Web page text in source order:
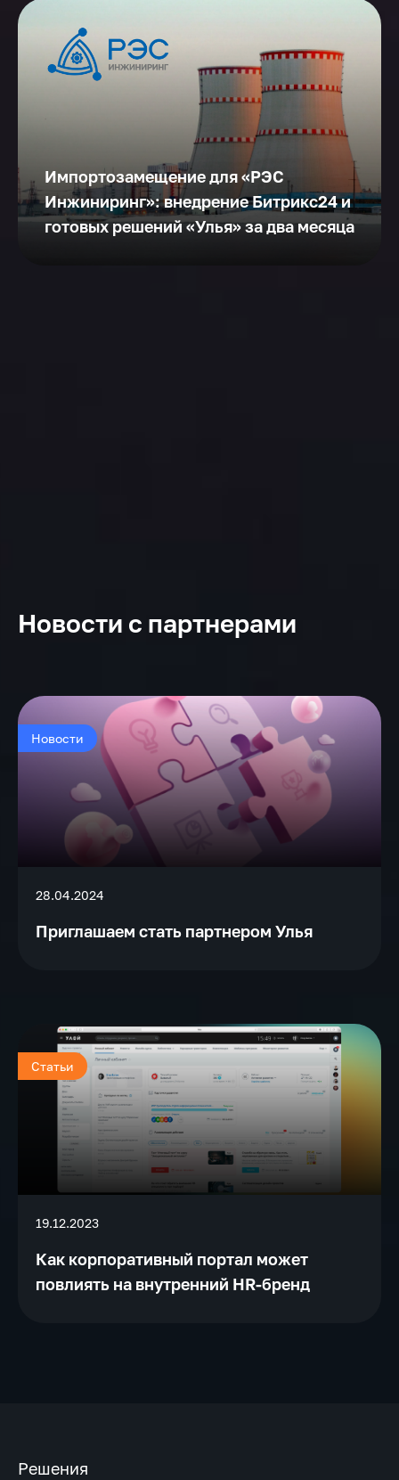
Импортозамещение для «РЭС
Инжиниринг»: внедрение Битрикс24 и
готовых решений «Улья» за два месяца
Новости с партнерами
Новости
28.04.2024
Приглашаем стать партнером Улья
Статьи
19.12.2023
Как корпоративный портал может
повлиять на внутренний HR-бренд
Решения